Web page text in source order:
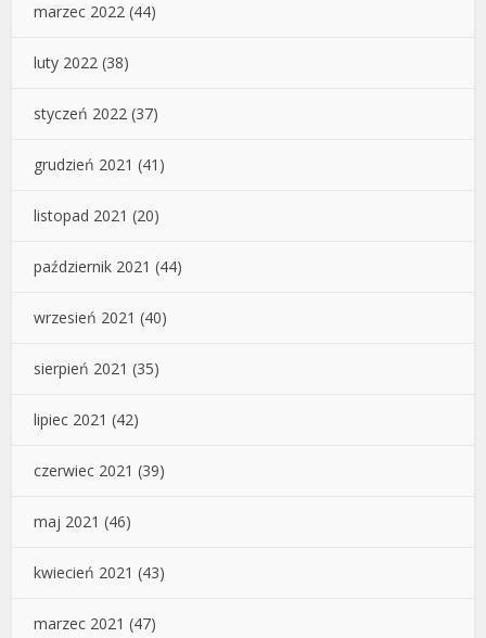
marzec 2022 (44)
luty 2022 (38)
styczeń 2022 (37)
grudzień 2021 (41)
listopad 2021 (20)
październik 2021 (44)
wrzesień 2021 (40)
sierpień 2021 (35)
lipiec 2021 (42)
czerwiec 2021 (39)
maj 2021 (46)
kwiecień 2021 (43)
marzec 2021 (47)